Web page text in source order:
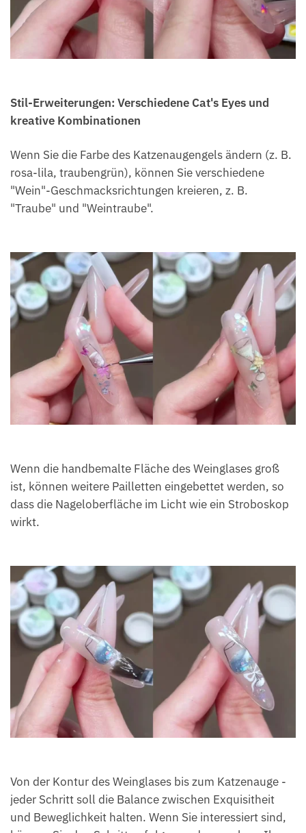
Stil-Erweiterungen: Verschiedene Cat's Eyes und
kreative Kombinationen
Wenn Sie die Farbe des Katzenaugengels ändern (z. B.
rosa-lila, traubengrün), können Sie verschiedene
"Wein"-Geschmacksrichtungen kreieren, z. B.
"Traube" und "Weintraube".
Wenn die handbemalte Fläche des Weinglases groß
ist, können weitere Pailletten eingebettet werden, so
dass die Nageloberfläche im Licht wie ein Stroboskop
wirkt.
Von der Kontur des Weinglases bis zum Katzenauge -
jeder Schritt soll die Balance zwischen Exquisitheit
und Beweglichkeit halten. Wenn Sie interessiert sind,